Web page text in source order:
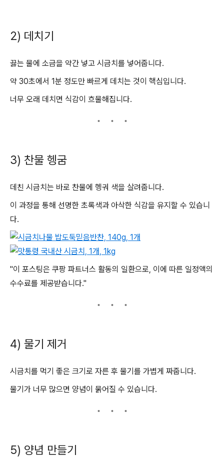
2) 데치기
끓는 물에 소금을 약간 넣고 시금치를 넣어줍니다.
약 30초에서 1분 정도만 빠르게 데치는 것이 핵심입니다.
너무 오래 데치면 식감이 흐물해집니다.
3) 찬물 헹굼
데친 시금치는 바로 찬물에 헹궈 색을 살려줍니다.
이 과정을 통해 선명한 초록색과 아삭한 식감을 유지할 수 있습니
다.
"이 포스팅은 쿠팡 파트너스 활동의 일환으로, 이에 따른 일정액의
수수료를 제공받습니다."
4) 물기 제거
시금치를 먹기 좋은 크기로 자른 후 물기를 가볍게 짜줍니다.
물기가 너무 많으면 양념이 묽어질 수 있습니다.
5) 양념 만들기